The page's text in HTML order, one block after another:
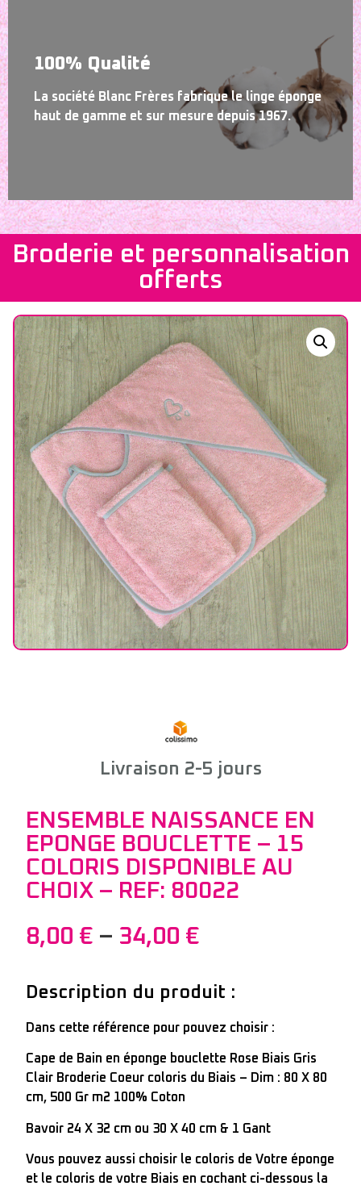
100% Qualité
La société Blanc Frères fabrique le linge éponge
haut de gamme et sur mesure depuis 1967.
Broderie et personnalisation
offerts
Livraison 2-5 jours
ENSEMBLE NAISSANCE EN
EPONGE BOUCLETTE – 15
COLORIS DISPONIBLE AU
CHOIX – REF: 80022
8,00 € – 34,00 €
Description du produit :
Dans cette référence pour pouvez choisir :
Cape de Bain en éponge bouclette Rose Biais Gris
Clair Broderie Coeur coloris du Biais – Dim : 80 X 80
cm, 500 Gr m2 100% Coton
Bavoir 24 X 32 cm ou 30 X 40 cm & 1 Gant
Vous pouvez aussi choisir le coloris de Votre éponge
et le coloris de votre Biais en cochant ci-dessous la